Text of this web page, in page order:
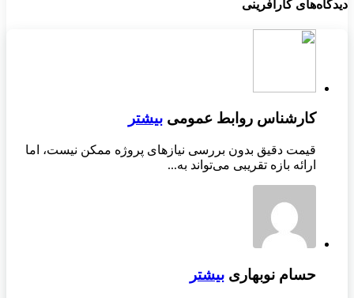
دیدگاه‌های کارآفرینی
کارشناس روابط عمومی بیشتر
قیمت دقیق بدون بررسی نیازهای پروژه ممکن نیست، اما
ارائه بازه تقریبی می‌تواند به...
حسام نوبهاری بیشتر